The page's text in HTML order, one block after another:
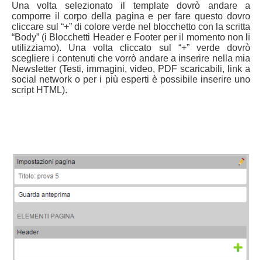
Una volta selezionato il template dovrò andare a
comporre il corpo della pagina e per fare questo dovro
cliccare sul “+” di colore verde nel blocchetto con la scritta
“Body” (i Blocchetti Header e Footer per il momento non li
utilizziamo). Una volta cliccato sul “+” verde dovrò
scegliere i contenuti che vorrò andare a inserire nella mia
Newsletter (Testi, immagini, video, PDF scaricabili, link a
social network o per i più esperti è possibile inserire uno
script HTML).